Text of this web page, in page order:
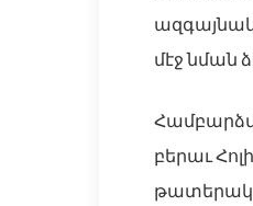
մէջ նման
բերաւ